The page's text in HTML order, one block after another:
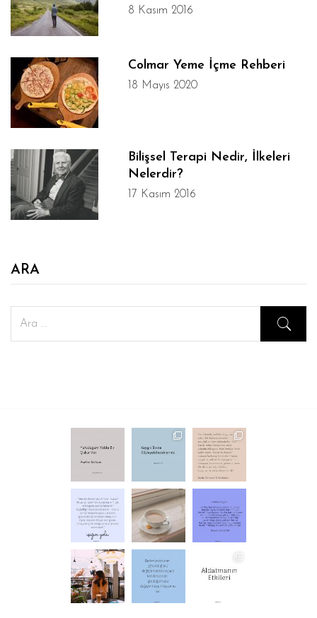
8 Kasım 2016
Colmar Yeme İçme Rehberi
18 Mayıs 2020
Bilişsel Terapi Nedir, İlkeleri
Nelerdir?
17 Kasım 2016
ARA